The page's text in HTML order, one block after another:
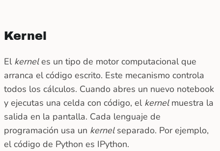
Kernel
El kerneles un tipo de motor computacional que
arranca el código escrito. Este mecanismo controla
todos los cálculos. Cuando abres un nuevo notebook
y ejecutas una celda con código, el kernel muestra la
salida en la pantalla. Cada lenguaje de
programación usa un kernel separado. Por ejemplo,
el código de Python es IPython.